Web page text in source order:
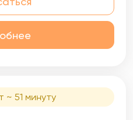
~ 51 минуту